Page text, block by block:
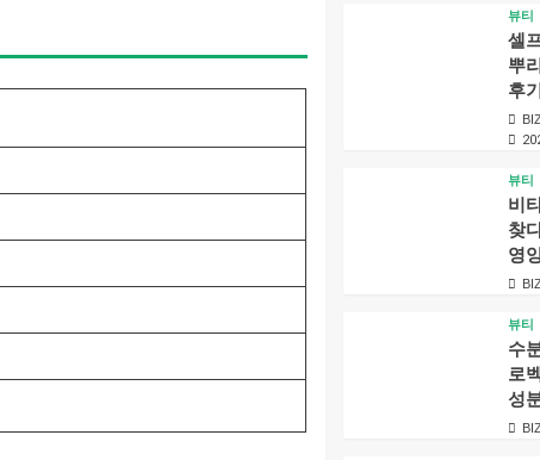
뷰티
셀
뿌
후기
뷰티
비
찾
영
뷰티
수
로
성